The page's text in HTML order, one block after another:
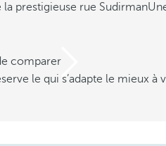
la prestigieuse rue Sudirman
comparer
le qui s’adapte le mieux à